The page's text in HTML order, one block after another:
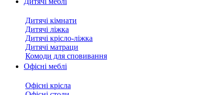
Дитячі кімнати
Дитячі ліжка
Дитячі крісло-ліжка
Дитячі матраци
Комоди для сповивання
Офісні меблі
Офісні крісла